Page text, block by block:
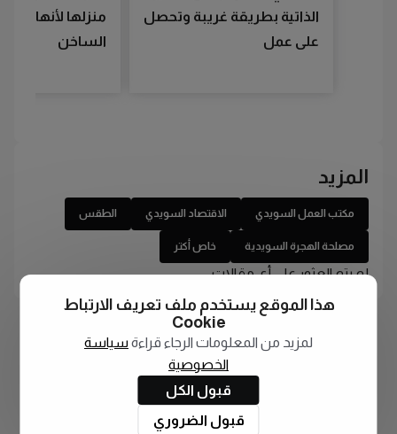
الذاتية بطريقة غريبة وتحصل
على عمل
منزلها لأنها لم
الساخن
المزيد
مكتب العمل السويدي الاقتصاد السويدي الطقس
مصلحة الهجرة السويدية خاص أكتر
لم يتم العثور على أي مقالات
هذا الموقع يستخدم ملف تعريف الارتباط
Cookie
لمزيد من المعلومات الرجاء قراءة سياسة
الخصوصية
قبول الكل
قبول الضروري